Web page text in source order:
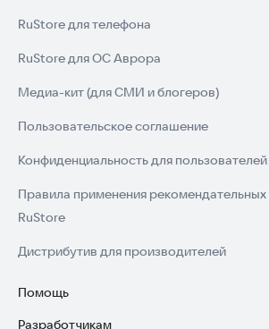
RuStore для телефона
RuStore для ОС Аврора
Медиа-кит (для СМИ и блогеров)
Пользовательское соглашение
Конфиденциальность для пользователей
Правила применения рекомендательных
RuStore
Дистрибутив для производителей
Помощь
Разработчикам